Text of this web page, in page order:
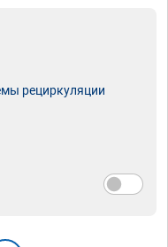
рециркуляции